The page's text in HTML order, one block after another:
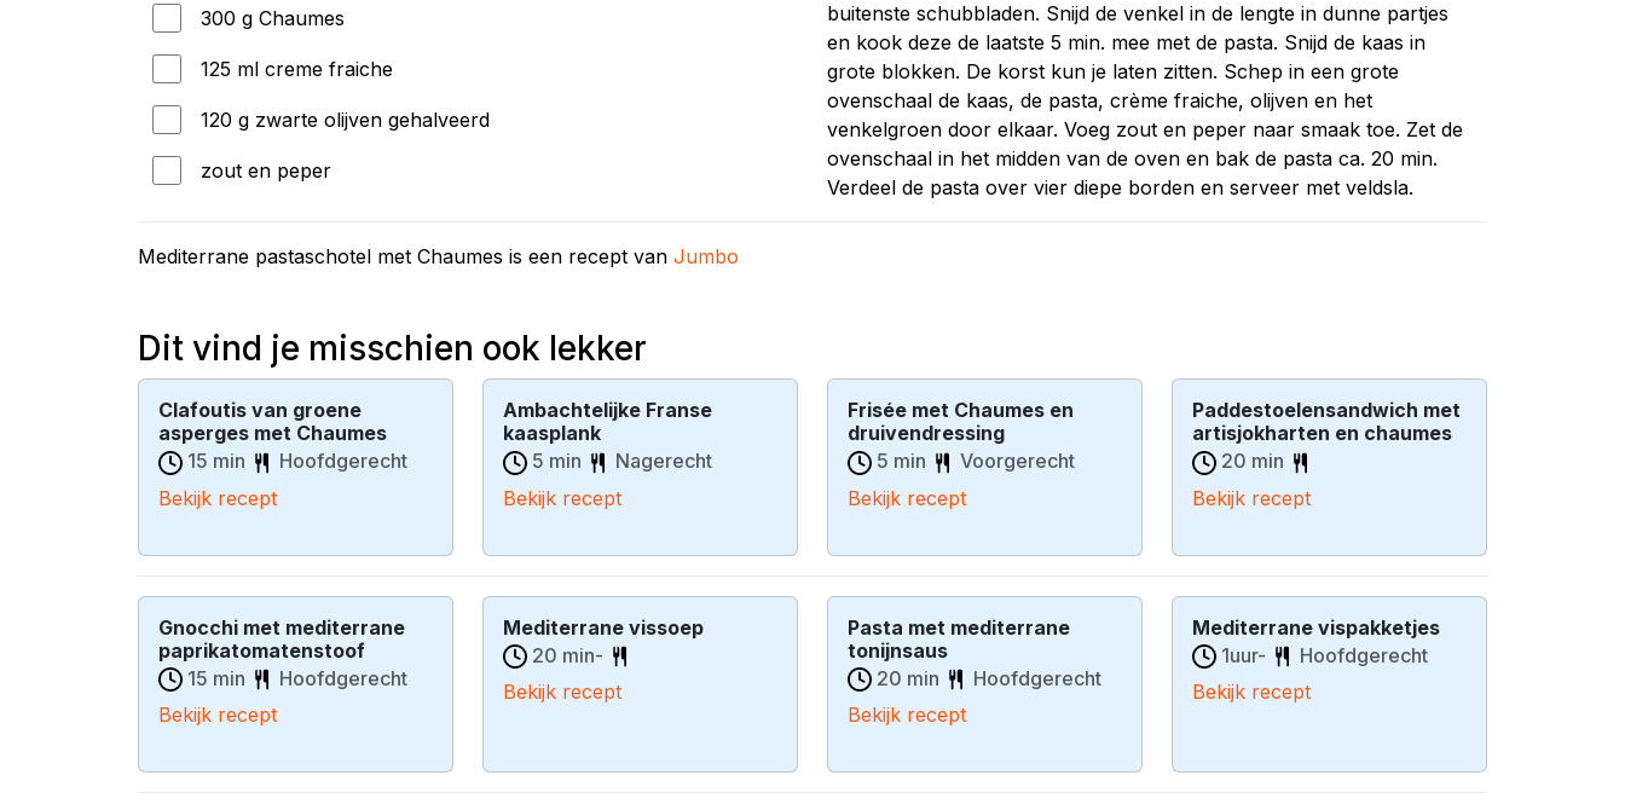
300 g Chaumes
125 ml creme fraiche
120 g zwarte olijven gehalveerd
zout en peper
buitenste schubbladen. Snijd de venkel in de lengte in dunne partjes
en kook deze de laatste 5 min. mee met de pasta. Snijd de kaas in
grote blokken. De korst kun je laten zitten. Schep in een grote
ovenschaal de kaas, de pasta, crème fraiche, olijven en het
venkelgroen door elkaar. Voeg zout en peper naar smaak toe. Zet de
ovenschaal in het midden van de oven en bak de pasta ca. 20 min.
Verdeel de pasta over vier diepe borden en serveer met veldsla.
Mediterrane pastaschotel met Chaumes is een recept van Jumbo
Dit vind je misschien ook lekker
Clafoutis van groene
asperges met Chaumes
15 min
Hoofdgerecht
Bekijk recept
Ambachtelijke Franse
kaasplank
5 min
Nagerecht
Bekijk recept
Frisée met Chaumes en
druivendressing
5 min
Voorgerecht
Bekijk recept
Paddestoelensandwich met
artisjokharten en chaumes
20 min
Bekijk recept
Gnocchi met mediterrane
paprikatomatenstoof
15 min
Hoofdgerecht
Bekijk recept
Mediterrane vissoep
20 min-
Bekijk recept
Pasta met mediterrane
tonijnsaus
20 min
Hoofdgerecht
Bekijk recept
Mediterrane vispakketjes
1uur-
Hoofdgerecht
Bekijk recept